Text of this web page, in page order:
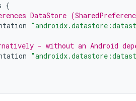
{
DataStore
- without an Android